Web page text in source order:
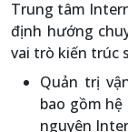
Trung tâm
định hướng
vai trò kiến trúc
Quản trị
bao gồm
nguyên